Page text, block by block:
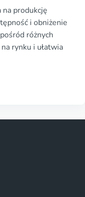
produkcję
i obniżenie
różnych
rynku i ułatwia